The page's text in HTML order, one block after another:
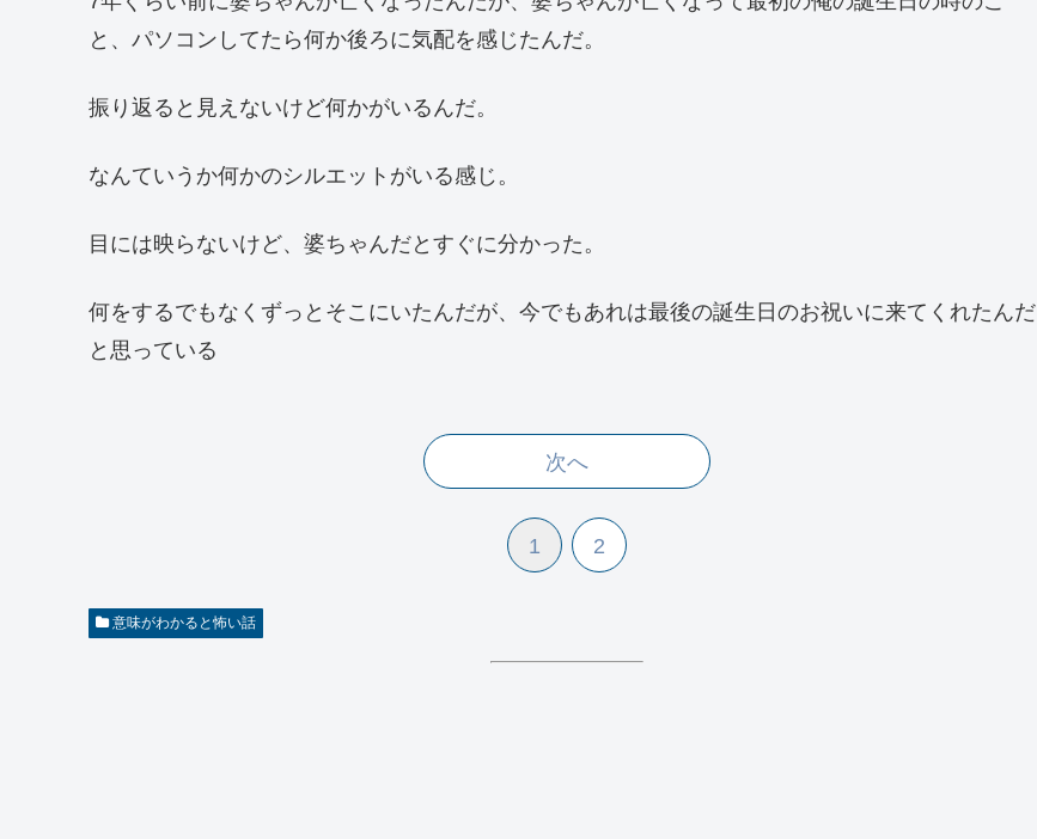
と、パソコンしてたら何か後ろに気配を感じたんだ。
振り返ると見えないけど何かがいるんだ。
なんていうか何かのシルエットがいる感じ。
目には映らないけど、婆ちゃんだとすぐに分かった。
何をするでもなくずっとそこにいたんだが、今でもあれは最後の誕生日のお祝いに来てくれたんだ
と思っている
次へ
1 2
意味がわかると怖い話